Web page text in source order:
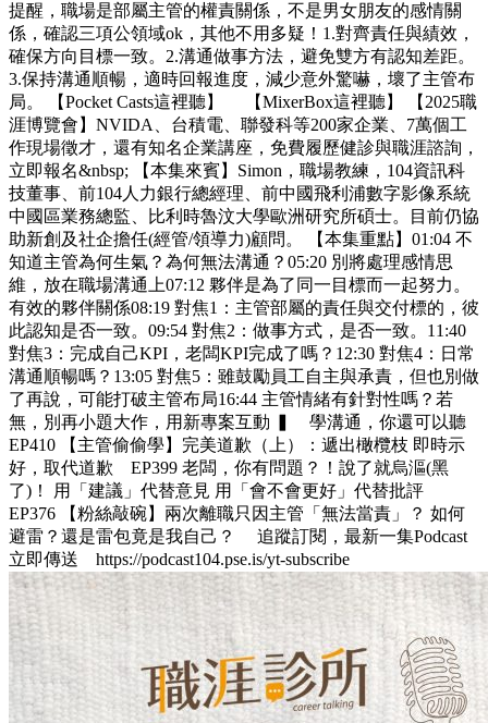
提醒，職場是部屬主管的權責關係，不是男女朋友的感情關
係，確認三項公領域ok，其他不用多疑！1.對齊責任與績效，
確保方向目標一致。2.溝通做事方法，避免雙方有認知差距。
3.保持溝通順暢，適時回報進度，減少意外驚嚇，壞了主管布
局。 【Pocket Casts這裡聽】 【MixerBox這裡聽】 【2025職
涯博覽會】NVIDA、台積電、聯發科等200家企業、7萬個工
作現場徵才，還有知名企業講座，免費履歷健診與職涯諮詢，
立即報名&nbsp; 【本集來賓】Simon，職場教練，104資訊科
技董事、前104人力銀行總經理、前中國飛利浦數字影像系統
中國區業務總監、比利時魯汶大學歐洲研究所碩士。目前仍協
助新創及社企擔任(經管/領導力)顧問。 【本集重點】01:04 不
知道主管為何生氣？為何無法溝通？05:20 別將處理感情思
維，放在職場溝通上07:12 夥伴是為了同一目標而一起努力。
有效的夥伴關係08:19 對焦1：主管部屬的責任與交付標的，彼
此認知是否一致。09:54 對焦2：做事方式，是否一致。11:40
對焦3：完成自己KPI，老闆KPI完成了嗎？12:30 對焦4：日常
溝通順暢嗎？13:05 對焦5：雖鼓勵員工自主與承責，但也別做
了再說，可能打破主管布局16:44 主管情緒有針對性嗎？若
無，別再小題大作，用新專案互動 ▍ 學溝通，你還可以聽
EP410 【主管偷偷學】完美道歉（上）：遞出橄欖枝 即時示
好，取代道歉 EP399 老闆，你有問題？！說了就烏漚(黑
了)！ 用「建議」代替意見 用「會不會更好」代替批評
EP376 【粉絲敲碗】兩次離職只因主管「無法當責」？ 如何
避雷？還是雷包竟是我自己？ 追蹤訂閱，最新一集Podcast
立即傳送 https://podcast104.pse.is/yt-subscribe